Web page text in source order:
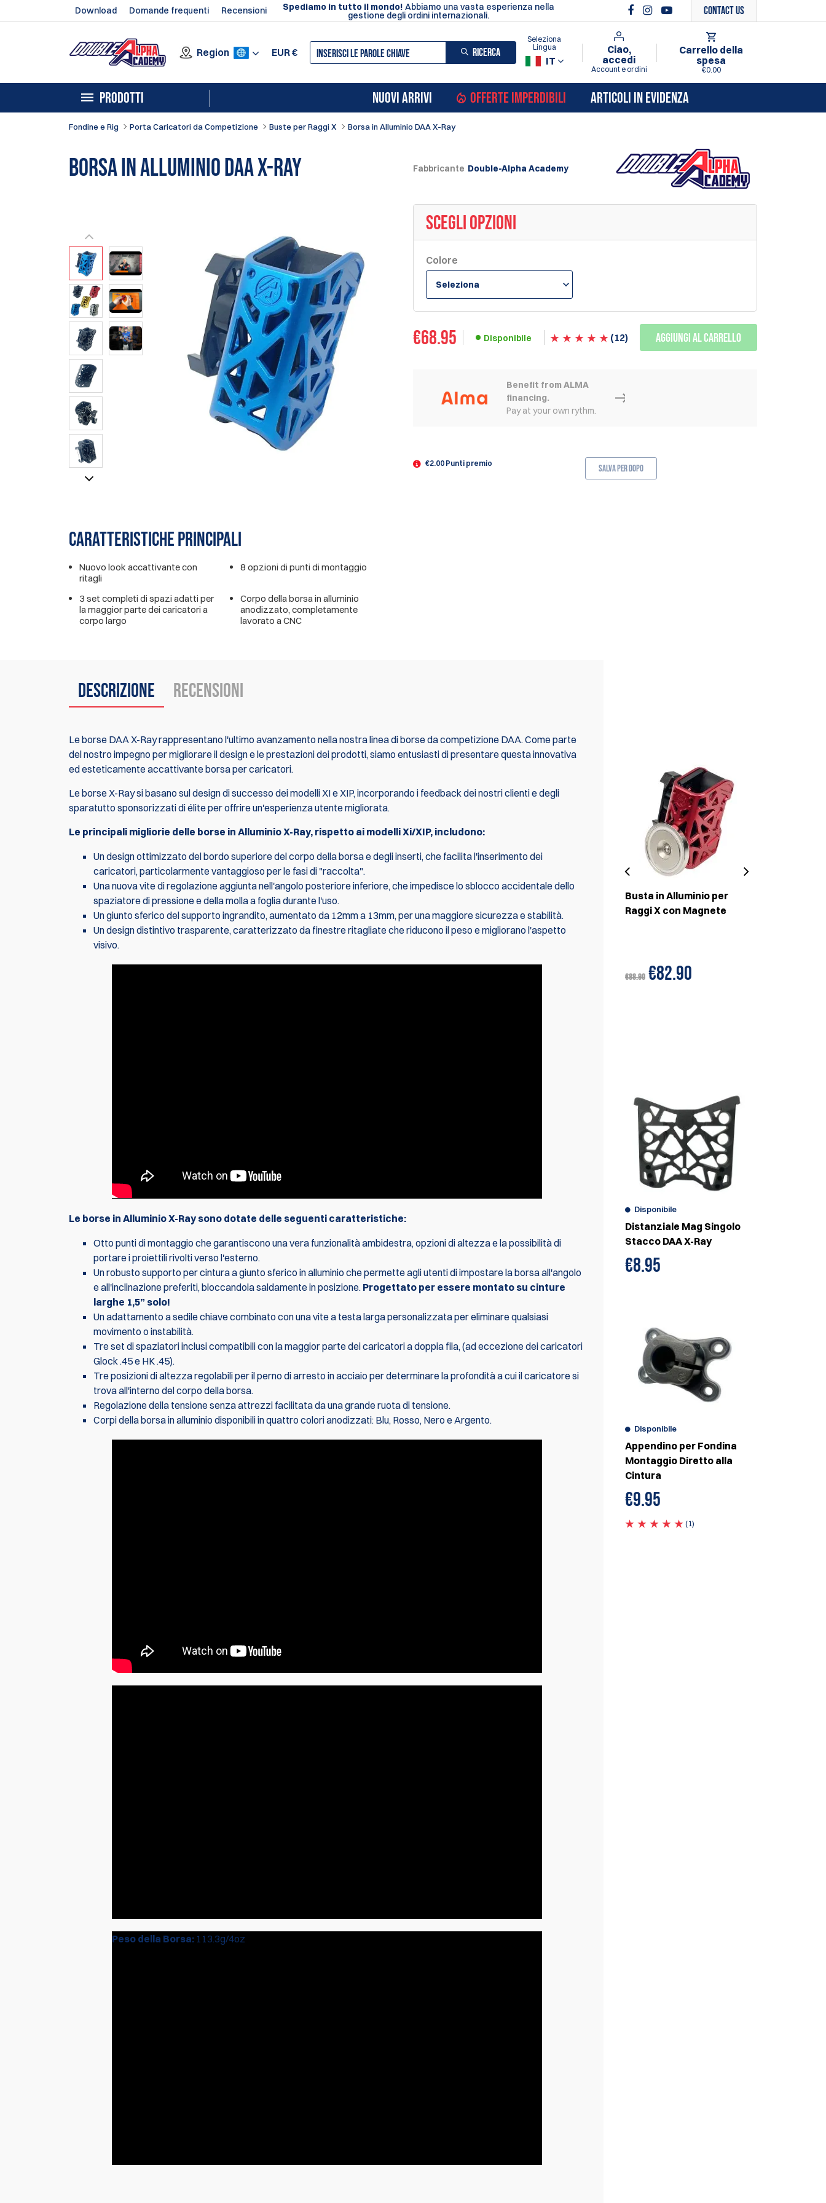
Download Domande frequenti Recensioni Spediamo in tutto il mondo! Abbiamo una vasta esperienza nella
gestione degli ordini internazionali. Contact Us
Region EUR€ RICERCA
IT
Seleziona
Lingua
Ciao,
accedi
Account e ordini
Carrello della
spesa
€0.00
PRODOTTI NUOVI ARRIVI OFFERTE IMPERDIBILI ARTICOLI IN EVIDENZA
Fondine e Rig Porta Caricatori da Competizione Buste per Raggi X Borsa in Alluminio DAA X-Ray
Borsa in Alluminio DAA X-Ray Fabbricante Double-Alpha Academy
CARATTERISTICHE PRINCIPALI
Nuovo look accattivante con
ritagli
8 opzioni di punti di montaggio
3 set completi di spazi adatti per
la maggior parte dei caricatori a
corpo largo
Corpo della borsa in alluminio
anodizzato, completamente
lavorato a CNC
SCEGLI OPZIONI
Colore
Seleziona
€68.95 Disponibile (12) Aggiungi al carrello
Benefit from ALMA
financing.
Pay at your own rythm.
€2.00 Punti premio Salva per dopo
Descrizione Recensioni
Le borse DAA X-Ray rappresentano l'ultimo avanzamento nella nostra linea di borse da competizione DAA. Come parte
del nostro impegno per migliorare il design e le prestazioni dei prodotti, siamo entusiasti di presentare questa innovativa
ed esteticamente accattivante borsa per caricatori.
Le borse X-Ray si basano sul design di successo dei modelli XI e XIP, incorporando i feedback dei nostri clienti e degli
sparatutto sponsorizzati di élite per offrire un'esperienza utente migliorata.
Le principali migliorie delle borse in Alluminio X-Ray, rispetto ai modelli Xi/XIP, includono:
Un design ottimizzato del bordo superiore del corpo della borsa e degli inserti, che facilita l'inserimento dei
caricatori, particolarmente vantaggioso per le fasi di "raccolta".
Una nuova vite di regolazione aggiunta nell'angolo posteriore inferiore, che impedisce lo sblocco accidentale dello
spaziatore di pressione e della molla a foglia durante l'uso.
Un giunto sferico del supporto ingrandito, aumentato da 12mm a 13mm, per una maggiore sicurezza e stabilità.
Un design distintivo trasparente, caratterizzato da finestre ritagliate che riducono il peso e migliorano l'aspetto
visivo.
Le borse in Alluminio X-Ray sono dotate delle seguenti caratteristiche:
Otto punti di montaggio che garantiscono una vera funzionalità ambidestra, opzioni di altezza e la possibilità di
portare i proiettili rivolti verso l'esterno.
Un robusto supporto per cintura a giunto sferico in alluminio che permette agli utenti di impostare la borsa all'angolo
e all'inclinazione preferiti, bloccandola saldamente in posizione. Progettato per essere montato su cinture
larghe 1,5” solo!
Un adattamento a sedile chiave combinato con una vite a testa larga personalizzata per eliminare qualsiasi
movimento o instabilità.
Tre set di spaziatori inclusi compatibili con la maggior parte dei caricatori a doppia fila, (ad eccezione dei caricatori
Glock .45 e HK .45).
Tre posizioni di altezza regolabili per il perno di arresto in acciaio per determinare la profondità a cui il caricatore si
trova all'interno del corpo della borsa.
Regolazione della tensione senza attrezzi facilitata da una grande ruota di tensione.
Corpi della borsa in alluminio disponibili in quattro colori anodizzati: Blu, Rosso, Nero e Argento.
Peso della Borsa: 113.3g/4oz
X-Ray con Magnete e
Copertura
Busta in Alluminio per
Raggi X con Magnete
€88.90 €82.90
Disponibile
Distanziale Mag Singolo
Stacco DAA X-Ray
€8.95
Disponibile
Appendino per Fondina
Montaggio Diretto alla
Cintura
€9.95
(1)